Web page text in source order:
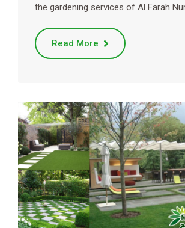
the gardening services of Al Farah
Read More